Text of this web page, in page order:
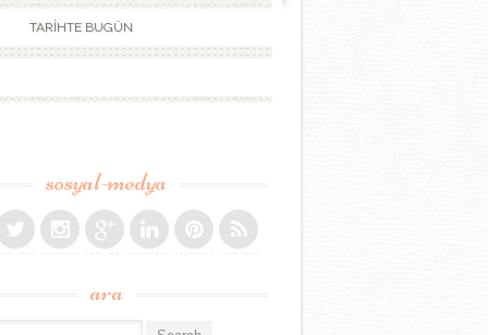
TARİHTE BUGÜN
sosyal-medya
ara